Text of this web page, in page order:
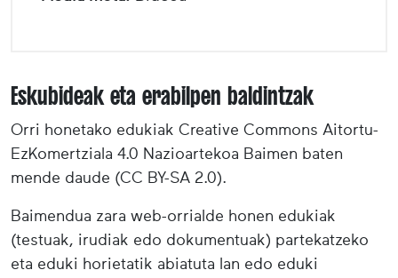
Eskubideak eta erabilpen baldintzak
Orri honetako edukiak Creative Commons Aitortu-
EzKomertziala 4.0 Nazioartekoa Baimen baten
mende daude (CC BY-SA 2.0).
Baimendua zara web-orrialde honen edukiak
(testuak, irudiak edo dokumentuak) partekatzeko
eta eduki horietatik abiatuta lan edo eduki